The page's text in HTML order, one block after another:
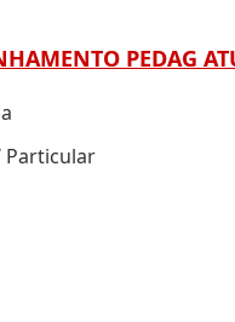
PEDAG
Particular